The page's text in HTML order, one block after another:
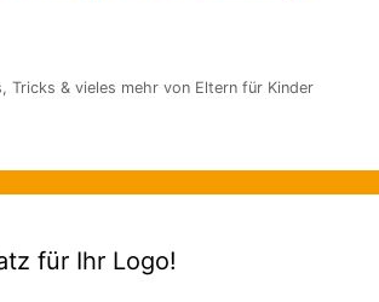
Tricks & vieles mehr von Eltern für Kinder
für Ihr Logo!